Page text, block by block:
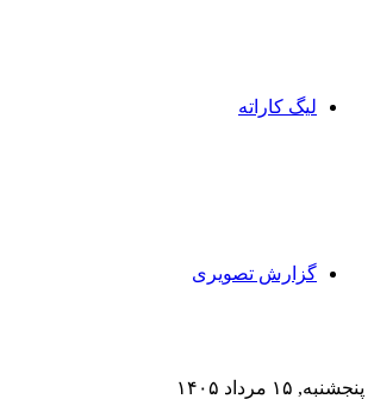
لیگ کاراته
گزارش تصویری
پنجشنبه, ۱۵ مرداد ۱۴۰۵